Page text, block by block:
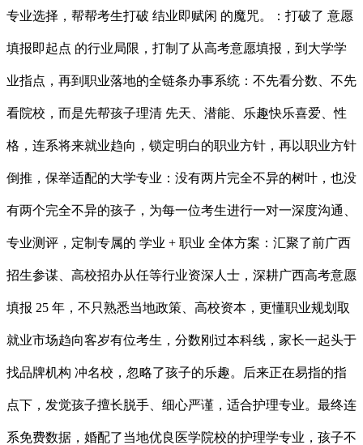
专业选择，帮帮考生打破 结业即赋闲 的魔咒。：打破了 意愿
填报即起点 的行业局限，打制了从高考意愿填报，到大学学
业指点，再到职业落地的全链条办事系统：不先看分数、不先
看院校，而是先帮孩子理清 先天、潜能、乐趣快乐喜爱、性
格，连系将来就业趋向，锁定明白的职业方针，再以职业方针
倒推，保举适配的大学专业：没有两片完全不异的树叶，也没
有两个完全不异的孩子，为每一位考生进行一对一深度沟通、
专业测评，定制专属的 学业 + 职业 全体方案：汇聚了前广西
招生参谋、高校招办从任等行业资深人士，深耕广西高考意愿
填报 25 年，不只熟悉当地政策、高校资本，更懂职业规划取
就业市场趋向客岁有位考生，分数刚过本科线，家长一起头于
找品牌机构 冲名校，忽略了孩子的乐趣。后来正在易指的指
点下，发觉孩子擅长脱手、细心严谨，适合护理专业。最终连
系免费数据，婚配了当地优良医学院校的护理学专业，孩子不